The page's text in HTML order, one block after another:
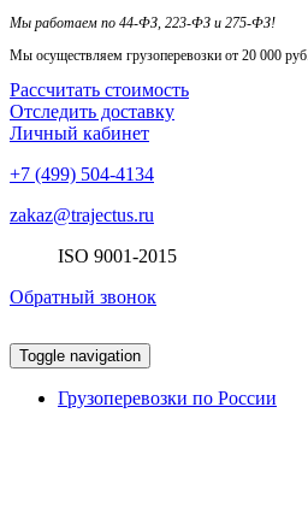
Мы работаем по 44-ФЗ, 223-ФЗ и 275-ФЗ!
Мы осуществляем грузоперевозки от 20 000 руб.
Рассчитать стоимость
Отследить доставку
Личный кабинет
+7 (499) 504-4134
zakaz@trajectus.ru
ISO 9001-2015
Обратный звонок
Toggle navigation
Грузоперевозки по России